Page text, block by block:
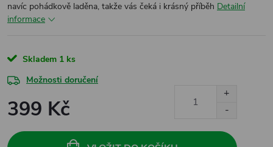
navíc pohádkově laděna, takže vás čeká i krásný příběh Detailní
informace
Skladem 1 ks
Možnosti doručení
399 Kč
cena: